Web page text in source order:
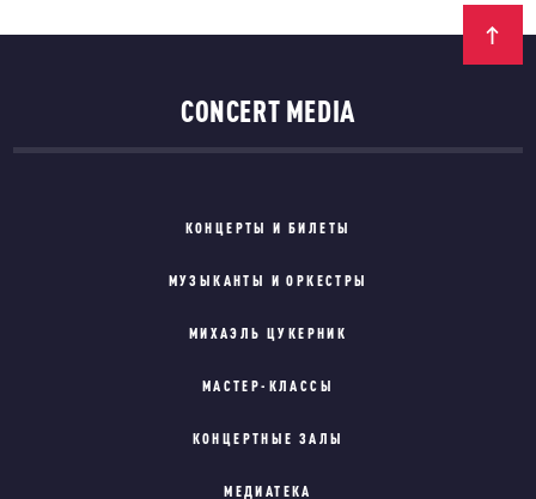
CONCERT MEDIA
КОНЦЕРТЫ И БИЛЕТЫ
МУЗЫКАНТЫ И ОРКЕСТРЫ
МИХАЭЛЬ ЦУКЕРНИК
МАСТЕР-КЛАССЫ
КОНЦЕРТНЫЕ ЗАЛЫ
МЕДИАТЕКА